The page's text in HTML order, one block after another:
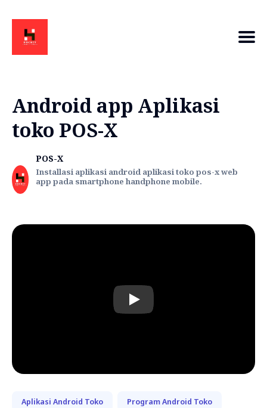
Android app Aplikasi
toko POS-X
POS-X
Installasi aplikasi android aplikasi toko pos-x web
app pada smartphone handphone mobile.
Play
Aplikasi Android Toko Program Android Toko